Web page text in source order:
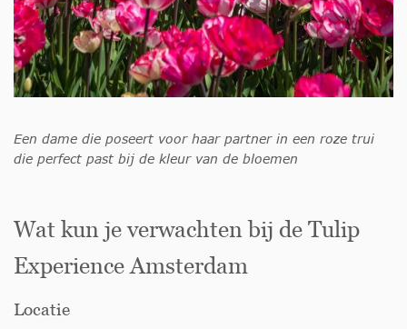
Een dame die poseert voor haar partner in een roze trui
die perfect past bij de kleur van de bloemen
Wat kun je verwachten bij de Tulip
Experience Amsterdam
Locatie